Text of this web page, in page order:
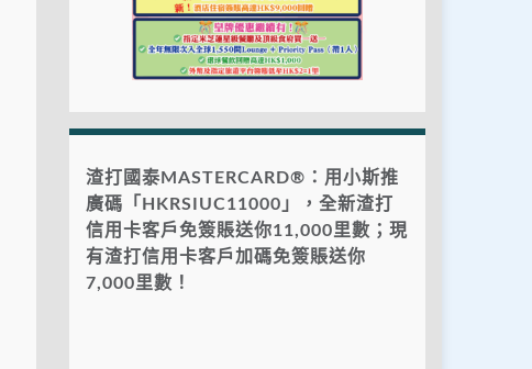
渣打國泰MASTERCARD®：用小斯推
廣碼「HKRSIUC11000」，全新渣打
信用卡客戶免簽賬送你11,000里數；現
有渣打信用卡客戶加碼免簽賬送你
7,000里數！